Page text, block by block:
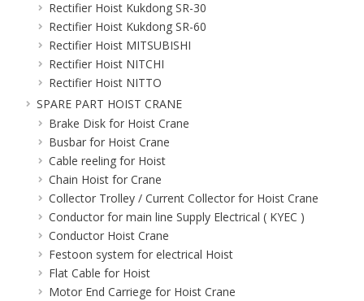
Rectifier Hoist Kukdong SR-30
Rectifier Hoist Kukdong SR-60
Rectifier Hoist MITSUBISHI
Rectifier Hoist NITCHI
Rectifier Hoist NITTO
SPARE PART HOIST CRANE
Brake Disk for Hoist Crane
Busbar for Hoist Crane
Cable reeling for Hoist
Chain Hoist for Crane
Collector Trolley / Current Collector for Hoist Crane
Conductor for main line Supply Electrical ( KYEC )
Conductor Hoist Crane
Festoon system for electrical Hoist
Flat Cable for Hoist
Motor End Carriege for Hoist Crane